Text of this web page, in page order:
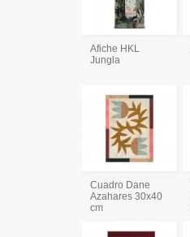
Afiche HKL
Jungla
Cuadro Dane
Azahares 30x40
cm